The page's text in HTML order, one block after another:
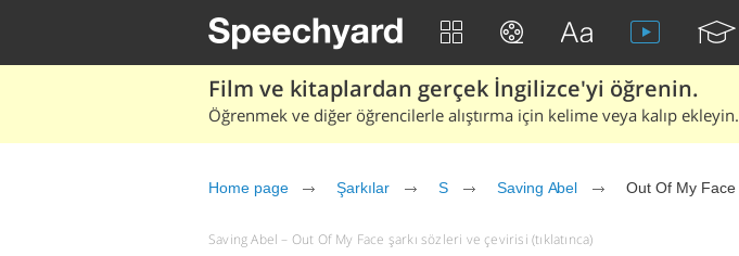
Film ve kitaplardan gerçek İngilizce'yi öğrenin.
Öğrenmek ve diğer öğrencilerle alıştırma için kelime veya kalıp ekleyin.
Home page Şarkılar S Saving Abel Out Of My Face
Saving Abel – Out Of My Face şarkı sözleri ve çevirisi (tıklatınca)